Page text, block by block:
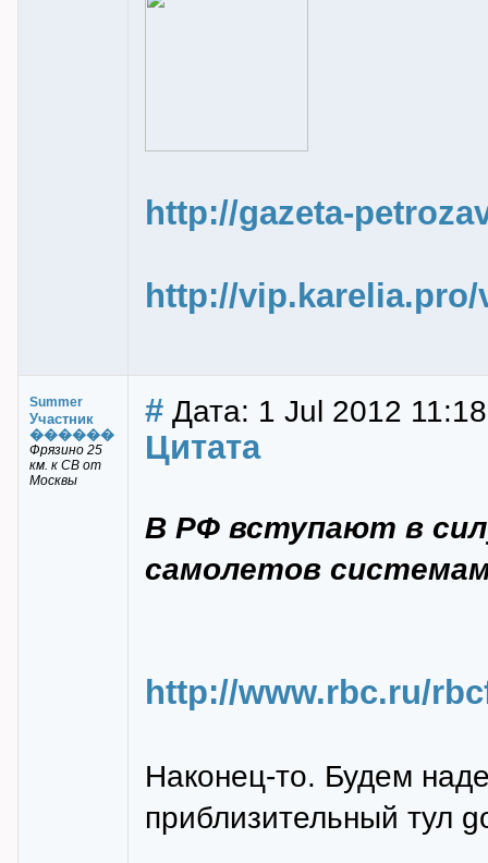
http://gazeta-
http://
Summer
Участник
������
Фрязино 25
км. к СВ от
Москвы
# Дата: 1 Jul 2012 11:18
Цитата
В РФ вступают в
самолетов
http://www.rbc.ru/
Наконец-то. Будем
приблизительный тул